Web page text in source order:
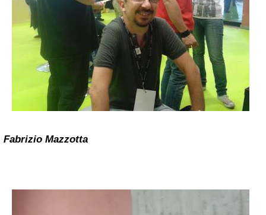
Fabrizio Mazzotta